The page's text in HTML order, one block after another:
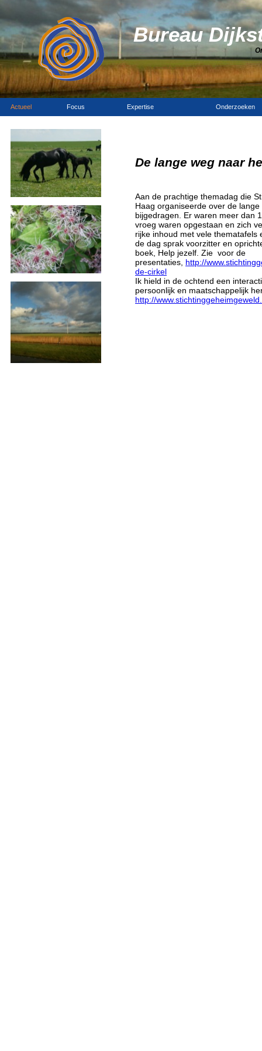
Bureau
Actueel Focus Expertise Onderzoeken
De lange weg naar
Aan de prachtige themadag die
Haag organiseerde over de
bijgedragen. Er waren meer dan
vroeg waren opgestaan en zich
rijke inhoud met vele thematafels
de dag sprak voorzitter en
boek, Help jezelf. Zie voor de
presentaties, http://
de-cirkel
Ik hield in de ochtend een
persoonlijk en maatschappelijk
http://